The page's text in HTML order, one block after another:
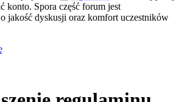
konto. Spora część forum jest
jakość dyskusji oraz komfort uczestników